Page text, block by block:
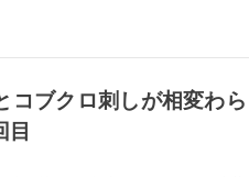
コブクロ刺しが相変わら
目